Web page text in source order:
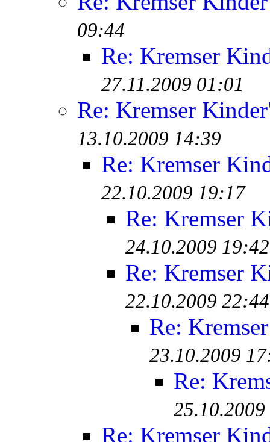
09:44
Re: Kremser
27.11.2009 01:01
Re: Kremser
13.10.2009 14:39
Re: Kremser
22.10.2009 19:17
Re: Kremser
24.10.2009 19:42
Re: Kremser
22.10.2009 22:44
Re:
23.10.2009
Re:
Re: Kremser